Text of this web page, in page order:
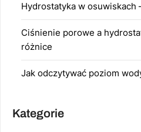
Hydrostatyka w osuwiskach
Ciśnienie porowe a
różnice
Jak odczytywać poziom
Kategorie